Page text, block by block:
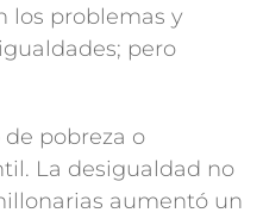
los problemas y
pero
de pobreza o
La desigualdad no
aumentó un